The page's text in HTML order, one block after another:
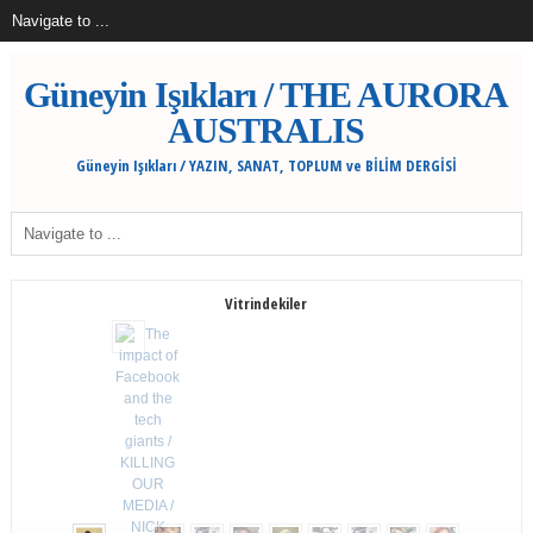
Güneyin Işıkları / THE AURORA
AUSTRALIS
Güneyin Işıkları / YAZIN, SANAT, TOPLUM ve BİLİM DERGİSİ
Vitrindekiler